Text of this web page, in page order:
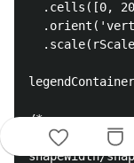
.cells([0,
/*
rScale...インプ
shapeWidth/